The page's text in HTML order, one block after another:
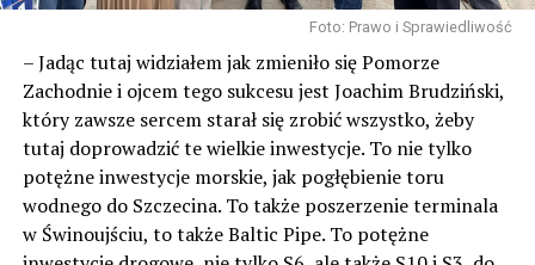
Foto: Prawo i Sprawiedliwość
– Jadąc tutaj widziałem jak zmieniło się Pomorze
Zachodnie i ojcem tego sukcesu jest Joachim Brudziński,
który zawsze sercem starał się zrobić wszystko, żeby
tutaj doprowadzić te wielkie inwestycje. To nie tylko
potężne inwestycje morskie, jak pogłębienie toru
wodnego do Szczecina. To także poszerzenie terminala
w Świnoujściu, to także Baltic Pipe. To potężne